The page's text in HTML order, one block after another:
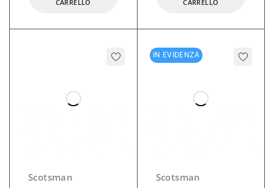
CARRELLO
CARRELLO
Scotsman
IN EVIDENZA
Scotsman